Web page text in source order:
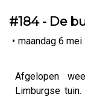
#184 - De
• maandag 6 mei
Afgelopen
Limburgse